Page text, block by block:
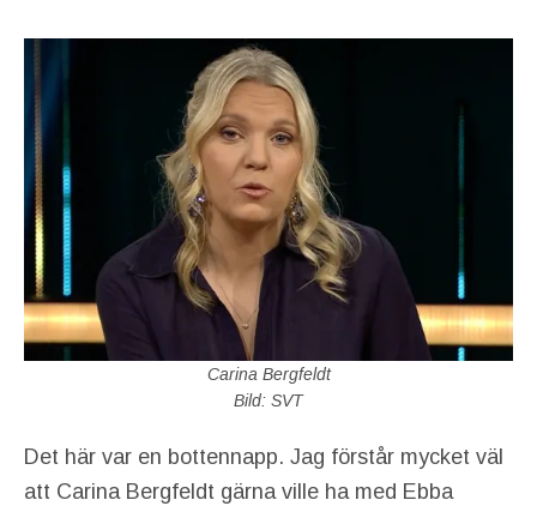
Carina Bergfeldt
Bild: SVT
Det här var en bottennapp. Jag förstår mycket väl
att Carina Bergfeldt gärna ville ha med Ebba